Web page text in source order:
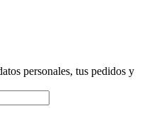
personales, tus pedidos y